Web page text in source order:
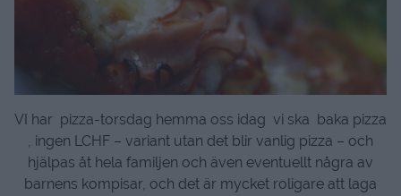
VI har pizza-torsdag hemma oss idag vi ska baka pizza
, ingen LCHF – variant utan det blir vanlig pizza – och
hjälpas åt hela familjen och även eventuellt några av
barnens kompisar, och det är mycket roligare att laga